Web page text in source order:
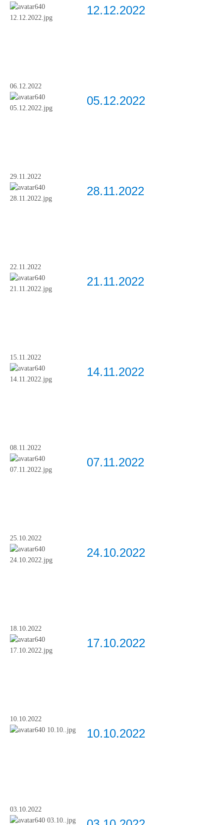
12.12.2022
06.12.2022
05.12.2022
29.11.2022
28.11.2022
22.11.2022
21.11.2022
15.11.2022
14.11.2022
08.11.2022
07.11.2022
25.10.2022
24.10.2022
18.10.2022
17.10.2022
10.10.2022
10.10.2022
03.10.2022